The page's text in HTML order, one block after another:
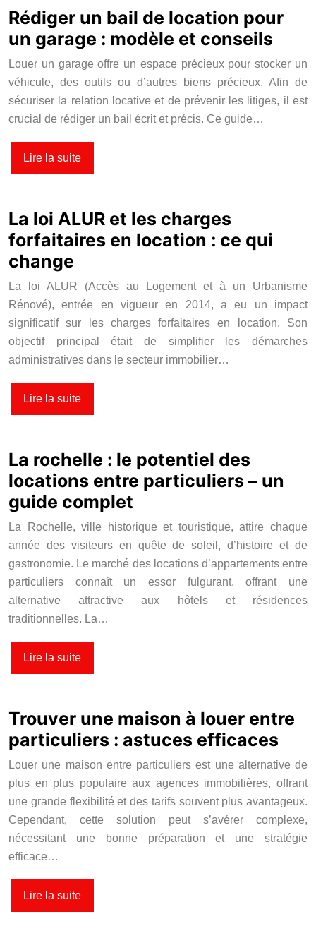
Rédiger un bail de location pour
un garage : modèle et conseils
Louer un garage offre un espace précieux pour stocker un
véhicule, des outils ou d’autres biens précieux. Afin de
sécuriser la relation locative et de prévenir les litiges, il est
crucial de rédiger un bail écrit et précis. Ce guide…
Lire la suite
La loi ALUR et les charges
forfaitaires en location : ce qui
change
La loi ALUR (Accès au Logement et à un Urbanisme
Rénové), entrée en vigueur en 2014, a eu un impact
significatif sur les charges forfaitaires en location. Son
objectif principal était de simplifier les démarches
administratives dans le secteur immobilier…
Lire la suite
La rochelle : le potentiel des
locations entre particuliers – un
guide complet
La Rochelle, ville historique et touristique, attire chaque
année des visiteurs en quête de soleil, d’histoire et de
gastronomie. Le marché des locations d’appartements entre
particuliers connaît un essor fulgurant, offrant une
alternative attractive aux hôtels et résidences
traditionnelles. La…
Lire la suite
Trouver une maison à louer entre
particuliers : astuces efficaces
Louer une maison entre particuliers est une alternative de
plus en plus populaire aux agences immobilières, offrant
une grande flexibilité et des tarifs souvent plus avantageux.
Cependant, cette solution peut s’avérer complexe,
nécessitant une bonne préparation et une stratégie
efficace…
Lire la suite